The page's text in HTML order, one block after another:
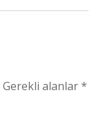
Gerekli alanlar*